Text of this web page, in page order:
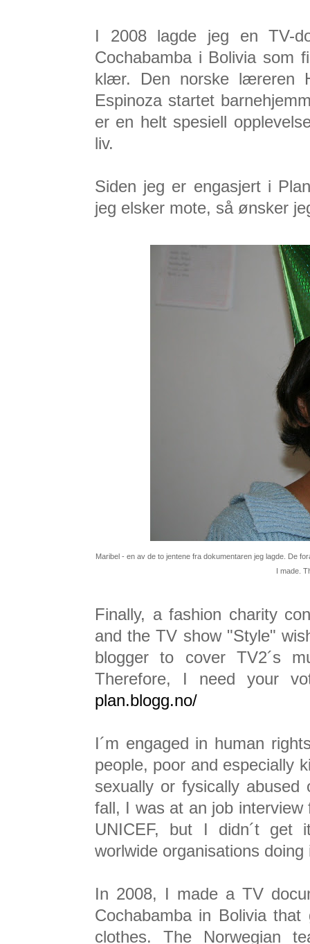
I 2008 lagde jeg en TV-
Cochabamba i Bolivia som
klær. Den norske læreren
Espinoza startet
er en helt spesiell
liv.
Siden jeg er engasjert i
jeg elsker mote, så ønsker
Maribel - en av de to jentene fra dokumentaren jeg lagde. De
I made.
Finally, a fashion charity
and the TV show "Style"
blogger to cover TV2´s
Therefore, I need your
plan.blogg.no/
I´m engaged in human
people, poor and especially
sexually or fysically
fall, I was at an job
UNICEF, but I didn´t get
worlwide organisations
In 2008, I made a TV
Cochabamba in Bolivia
clothes. The Norwegian